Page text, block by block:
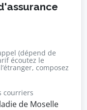
(dépend de
écoutez le
composez
courriers
de Moselle